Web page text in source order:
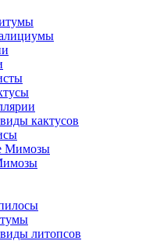
кактусов
литопсов